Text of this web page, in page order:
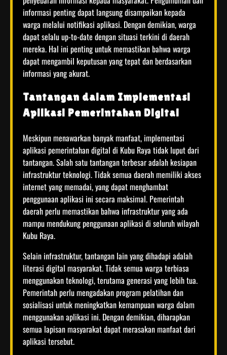
informasi penting dapat langsung disampaikan kepada
warga melalui notifikasi aplikasi. Dengan demikian, warga
dapat selalu up-to-date dengan situasi terkini di daerah
mereka. Hal ini penting untuk memastikan bahwa warga
dapat mengambil keputusan yang tepat dan berdasarkan
informasi yang akurat.
Tantangan dalam Implementasi
Aplikasi Pemerintahan Digital
Meskipun menawarkan banyak manfaat, implementasi
aplikasi pemerintahan digital di Kubu Raya tidak luput dari
tantangan. Salah satu tantangan terbesar adalah kesiapan
infrastruktur teknologi. Tidak semua daerah memiliki akses
internet yang memadai, yang dapat menghambat
penggunaan aplikasi ini secara maksimal. Pemerintah
daerah perlu memastikan bahwa infrastruktur yang ada
mampu mendukung penggunaan aplikasi di seluruh wilayah
Kubu Raya.
Selain infrastruktur, tantangan lain yang dihadapi adalah
literasi digital masyarakat. Tidak semua warga terbiasa
menggunakan teknologi, terutama generasi yang lebih tua.
Pemerintah perlu mengadakan program pelatihan dan
sosialisasi untuk meningkatkan kemampuan warga dalam
menggunakan aplikasi ini. Dengan demikian, diharapkan
semua lapisan masyarakat dapat merasakan manfaat dari
aplikasi tersebut.